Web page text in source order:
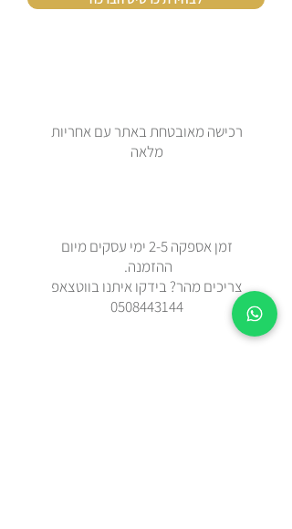
רכישה מאובטחת באתר עם אחריות
מלאה
זמן אספקה 2-5 ימי עסקים מיום
ההזמנה.
צריכים מהר? בידקו איתנו בווטצאפ
0508443144